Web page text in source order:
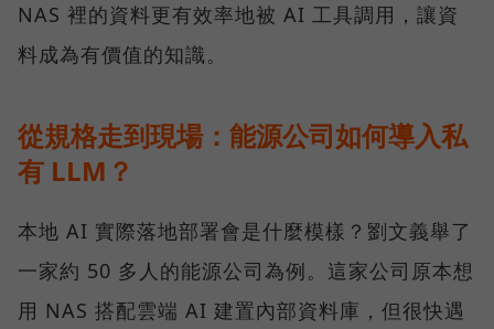
NAS 裡的資料更有效率地被 AI 工具調用，讓資
料成為有價值的知識。
從規格走到現場：能源公司如何導入私
有 LLM？
本地 AI 實際落地部署會是什麼模樣？劉文義舉了
一家約 50 多人的能源公司為例。這家公司原本想
用 NAS 搭配雲端 AI 建置內部資料庫，但很快遇